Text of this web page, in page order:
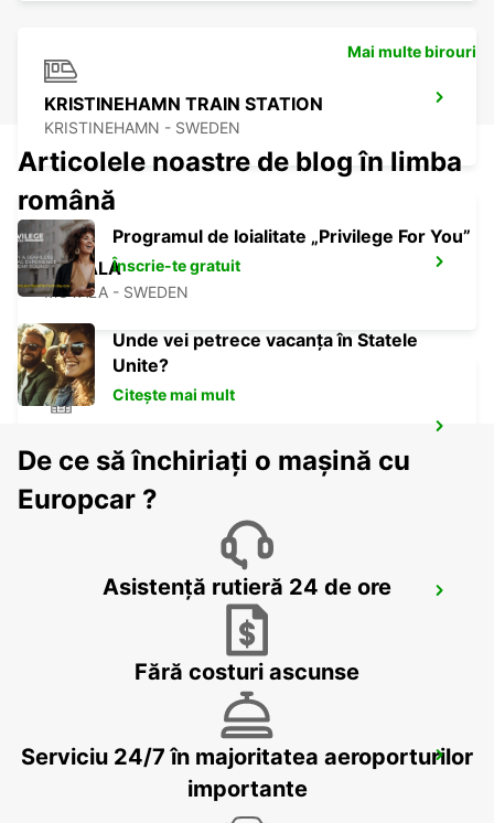
KRISTINEHAMN TRAIN STATION
KRISTINEHAMN - SWEDEN
MOTALA
MOTALA - SWEDEN
ESKILSTUNA - SWEDEN
KARLSTAD
MARIESTAD
MARIESTAD - SWEDEN
Mai multe birouri
Articolele noastre de blog în limba
română
Programul de loialitate „Privilege For You”
Înscrie-te gratuit
Unde vei petrece vacanța în Statele
Unite?
Citește mai mult
De ce să închiriați o mașină cu
Europcar ?
Asistență rutieră 24 de ore
Fără costuri ascunse
Serviciu 24/7 în majoritatea aeroporturilor
importante